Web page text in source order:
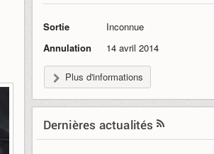
Sortie
Inconnue
Annulation
14 avril 2014
Plus d'informations
Dernières actualités